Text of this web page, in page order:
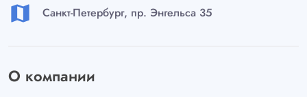
map Санкт-Петербург, пр. Энгельса 35
О компании